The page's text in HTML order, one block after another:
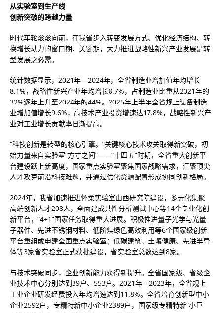
从实验室到生产线
创新突破的跨越力量
时代车轮滚滚向前，在我省步入转变发展方式、优化经济结构、转
换增长动力的窗口期、关键期，大力推进战略性新兴产业发展是转
型发展之必需。
统计数据显示，2021年—2024年，全省制造业增加值年均增长
8.1%，战略性新兴产业年均增长8.7%，占制造业比重从2021年的
32%逐年上升至2024年的44%。2025年上半年全省规上装备制造
业增加值增长9.6%，高技术产业投资增速达17.8%，战略性新兴产
业对工业增长贡献率日渐提高。
“科技创新是转型的核心引擎。”关键核心技术攻关取得新突破，初
始力量来自实验室“方寸之间”——“十四五”时期，全省重大创新平
台建设跃上新高度，国家重点实验室聚焦国家战略需求，汇聚顶尖
人才攻克前沿科技难题，并通过优化资源配置形成协同创新格局。
2024年，我省加速推进怀柔实验室山西研究院建设，多元化集聚
高端创新人才208人，全面建成共性分析测试中心等14个专业化创
新平台，“4+1”国家任务取得重大进展。积极推进量子光学与光量
子器件、先进不锈钢材料、低阶煤绿色高效利用等6个国家级创新
平台重组或申建全国重点实验室；低碳建筑、土壤健康、先进半导
体等3家省实验室正式获批建设，省实验室总数达到8家。
与技术突破同步，企业创新能力获得新提升。全省国家级、省级企
业技术中心分别达到39户、553户。2021年—2023年，全省规上
工业企业研发经费投入年均增速达到11.8%。全省培育创新型中小
企业2592户，专精特新中小企业2389户，国家级专精特新“小巨